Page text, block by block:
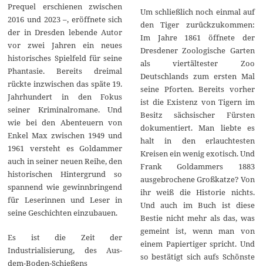
Prequel erschienen zwischen
2016 und 2023 –, eröffnete sich
der in Dresden lebende Autor
vor zwei Jahren ein neues
historisches Spielfeld für seine
Phantasie. Bereits dreimal
rückte inzwischen das späte 19.
Jahrhundert in den Fokus
seiner Kriminalromane. Und
wie bei den Abenteuern von
Enkel Max zwischen 1949 und
1961 versteht es Goldammer
auch in seiner neuen Reihe, den
historischen Hintergrund so
spannend wie gewinnbringend
für Leserinnen und Leser in
seine Geschichten einzubauen.
Es ist die Zeit der
Industrialisierung, des Aus-
dem-Boden-Schießens
Um schließlich noch einmal auf
den Tiger zurückzukommen:
Im Jahre 1861 öffnete der
Dresdener Zoologische Garten
als viertältester Zoo
Deutschlands zum ersten Mal
seine Pforten. Bereits vorher
ist die Existenz von Tigern im
Besitz sächsischer Fürsten
dokumentiert. Man liebte es
halt in den erlauchtesten
Kreisen ein wenig exotisch. Und
Frank Goldammers 1883
ausgebrochene Großkatze? Von
ihr weiß die Historie nichts.
Und auch im Buch ist diese
Bestie nicht mehr als das, was
gemeint ist, wenn man von
einem Papiertiger spricht. Und
so bestätigt sich aufs Schönste